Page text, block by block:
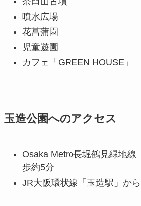
噴水広場
花菖蒲園
児童遊園
カフェ「GREEN HOUSE」
玉造公園へのアクセス
Osaka Metro長堀鶴見緑地線
歩約5分
JR大阪環状線「玉造駅」か